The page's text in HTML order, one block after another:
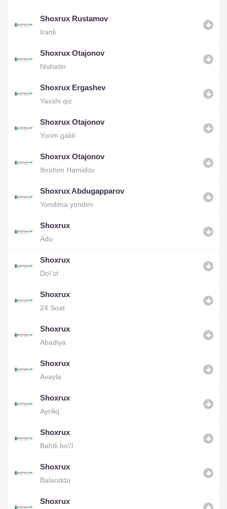
Shoxrux Rustamov
Iranli
Shoxrux Otajonov
Nishatin
Shoxrux Ergashev
Yaxshi qiz
Shoxrux Otajonov
Yorim galdi
Shoxrux Otajonov
Ibrohim Hamidov
Shoxrux Abdugapparov
Yondima yondim
Shoxrux
Ado
Shoxrux
Do\'st
Shoxrux
24 Soat
Shoxrux
Abadiya
Shoxrux
Avayla
Shoxrux
Ayriliq
Shoxrux
Bahtli bo\'l
Shoxrux
Balandda
Shoxrux